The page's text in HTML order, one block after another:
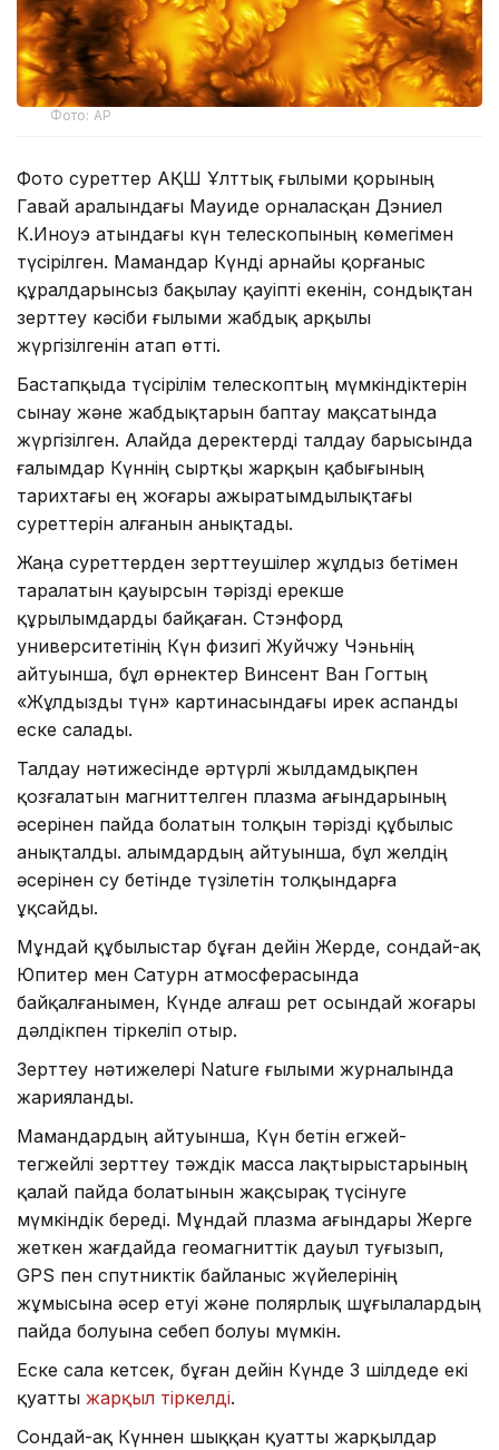
Фото: AP
Фото суреттер АҚШ Ұлттық ғылыми қорының
Гавай аралындағы Мауиде орналасқан Дэниел
К.Иноуэ атындағы күн телескопының көмегімен
түсірілген. Мамандар Күнді арнайы қорғаныс
құралдарынсыз бақылау қауіпті екенін, сондықтан
зерттеу кәсіби ғылыми жабдық арқылы
жүргізілгенін атап өтті.
Бастапқыда түсірілім телескоптың мүмкіндіктерін
сынау және жабдықтарын баптау мақсатында
жүргізілген. Алайда деректерді талдау барысында
ғалымдар Күннің сыртқы жарқын қабығының
тарихтағы ең жоғары ажыратымдылықтағы
суреттерін алғанын анықтады.
Жаңа суреттерден зерттеушілер жұлдыз бетімен
таралатын қауырсын тәрізді ерекше
құрылымдарды байқаған. Стэнфорд
университетінің Күн физигі Жуйчжу Чэньнің
айтуынша, бұл өрнектер Винсент Ван Гогтың
«Жұлдызды түн» картинасындағы ирек аспанды
еске салады.
Талдау нәтижесінде әртүрлі жылдамдықпен
қозғалатын магниттелген плазма ағындарының
әсерінен пайда болатын толқын тәрізді құбылыс
анықталды. Ғалымдардың айтуынша, бұл желдің
әсерінен су бетінде түзілетін толқындарға
ұқсайды.
Мұндай құбылыстар бұған дейін Жерде, сондай-ақ
Юпитер мен Сатурн атмосферасында
байқалғанымен, Күнде алғаш рет осындай жоғары
дәлдікпен тіркеліп отыр.
Зерттеу нәтижелері Nature ғылыми журналында
жарияланды.
Мамандардың айтуынша, Күн бетін егжей-
тегжейлі зерттеу тәждік масса лақтырыстарының
қалай пайда болатынын жақсырақ түсінуге
мүмкіндік береді. Мұндай плазма ағындары Жерге
жеткен жағдайда геомагниттік дауыл туғызып,
GPS пен спутниктік байланыс жүйелерінің
жұмысына әсер етуі және полярлық шұғылалардың
пайда болуына себеп болуы мүмкін.
Еске сала кетсек, бұған дейін Күнде 3 шілдеде екі
қуатты жарқыл тіркелді.
Сондай-ақ Күннен шыққан қуатты жарқылдар